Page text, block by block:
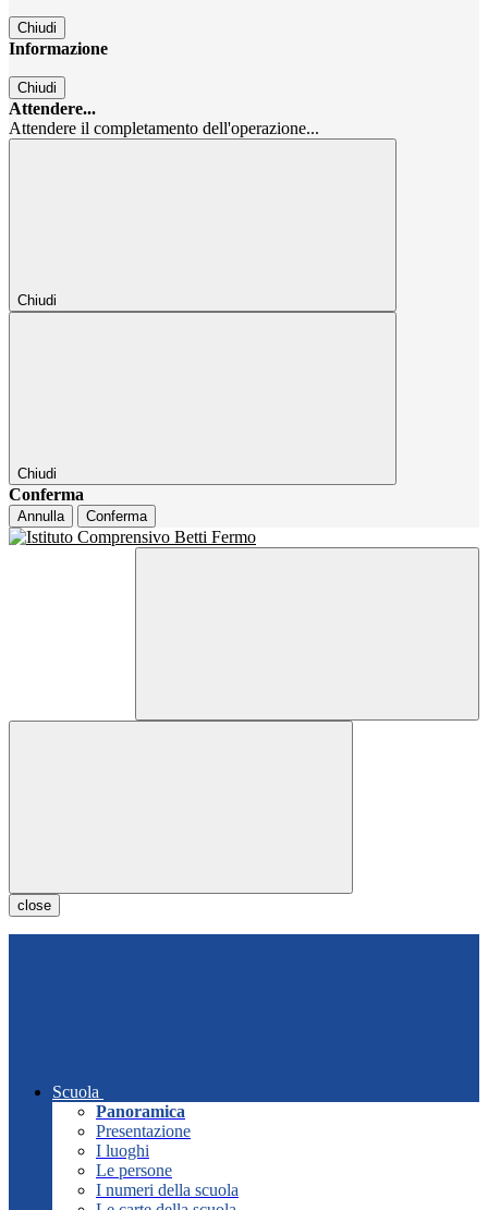
Chiudi
Informazione
Chiudi
Attendere...
Attendere il completamento dell'operazione...
Chiudi
Chiudi
Conferma
Annulla Conferma
close
Scuola
Panoramica
Presentazione
I luoghi
Le persone
I numeri della scuola